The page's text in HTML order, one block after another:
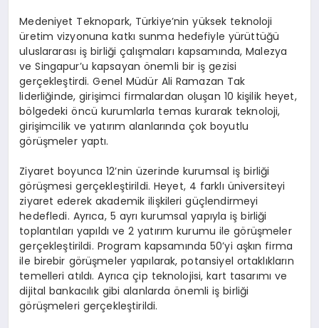
Medeniyet Teknopark, Türkiye’nin yüksek teknoloji
üretim vizyonuna katkı sunma hedefiyle yürüttüğü
uluslararası iş birliği çalışmaları kapsamında, Malezya
ve Singapur’u kapsayan önemli bir iş gezisi
gerçekleştirdi. Genel Müdür Ali Ramazan Tak
liderliğinde, girişimci firmalardan oluşan 10 kişilik heyet,
bölgedeki öncü kurumlarla temas kurarak teknoloji,
girişimcilik ve yatırım alanlarında çok boyutlu
görüşmeler yaptı.
Ziyaret boyunca 12’nin üzerinde kurumsal iş birliği
görüşmesi gerçekleştirildi. Heyet, 4 farklı üniversiteyi
ziyaret ederek akademik ilişkileri güçlendirmeyi
hedefledi. Ayrıca, 5 ayrı kurumsal yapıyla iş birliği
toplantıları yapıldı ve 2 yatırım kurumu ile görüşmeler
gerçekleştirildi. Program kapsamında 50’yi aşkın firma
ile birebir görüşmeler yapılarak, potansiyel ortaklıkların
temelleri atıldı. Ayrıca çip teknolojisi, kart tasarımı ve
dijital bankacılık gibi alanlarda önemli iş birliği
görüşmeleri gerçekleştirildi.